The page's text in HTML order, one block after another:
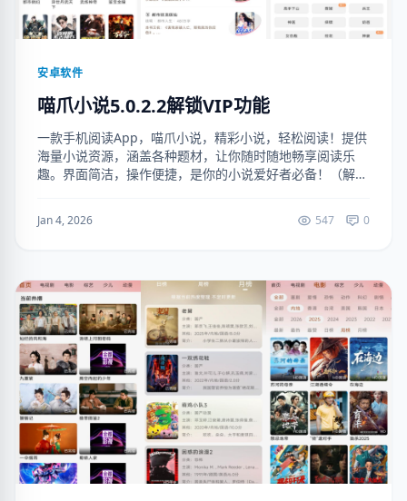
安卓软件
喵爪小说5.0.2.2解锁VIP功能
一款手机阅读App，喵爪小说，精彩小说，轻松阅读！提供
海量小说资源，涵盖各种题材，让你随时随地畅享阅读乐
趣。界面简洁，操作便捷，是你的小说爱好者必备！（解锁
Jan 4, 2026 547 0